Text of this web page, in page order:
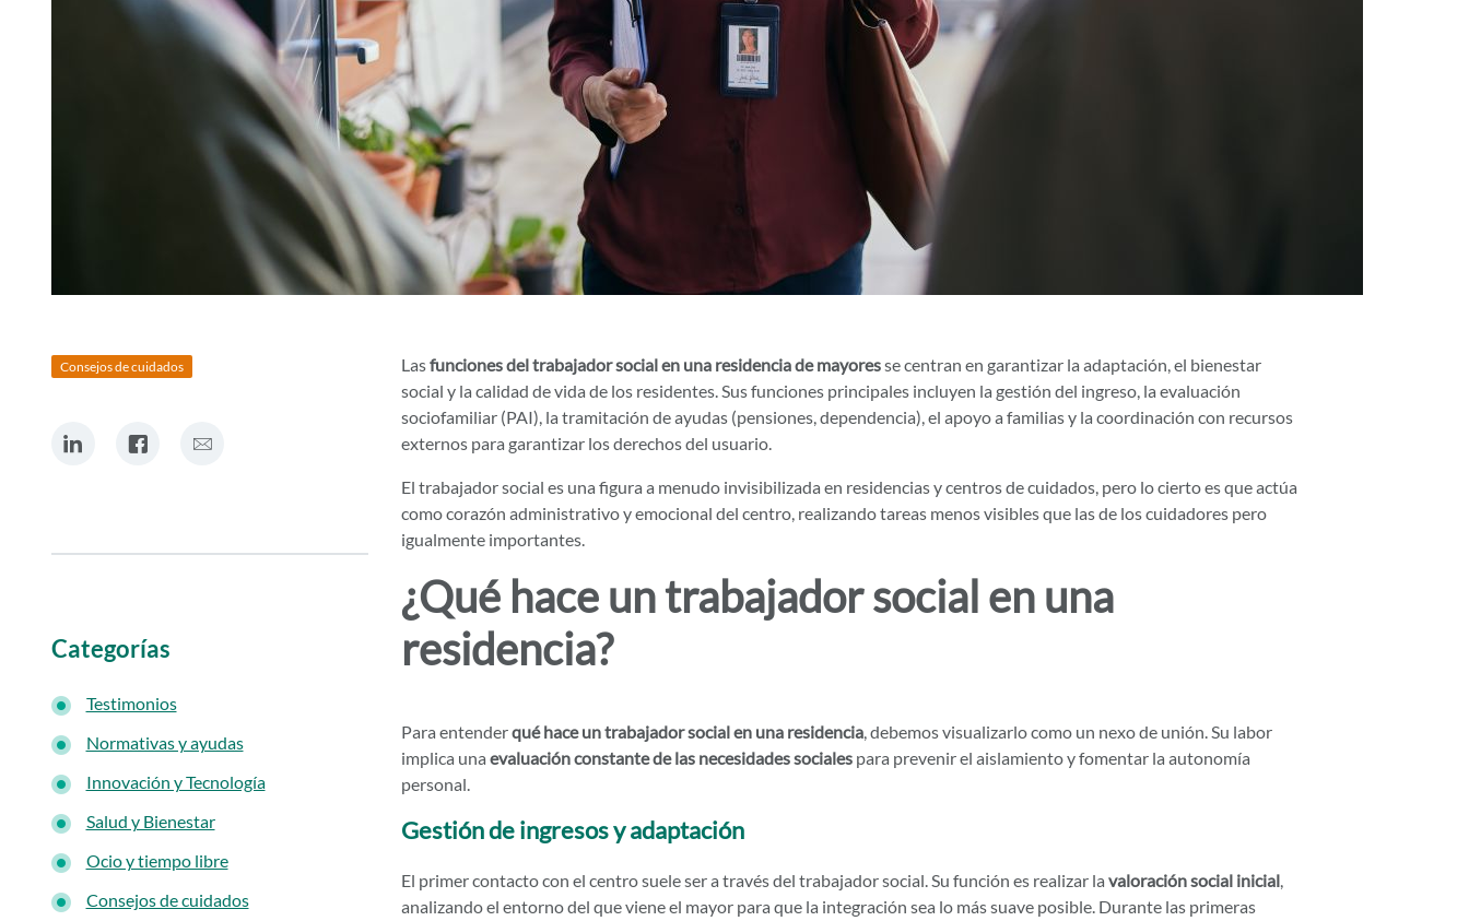
Consejos de cuidados
comparte en Linkedin
comparte en Facebook
comparte por Correo electrónico
Categorías
Testimonios
Normativas y ayudas
Innovación y Tecnología
Salud y Bienestar
Ocio y tiempo libre
Consejos de cuidados
Lasfunciones del trabajador social en una residencia de mayoresse centran en garantizar la adaptación, el bienestar
social y la calidad de vida de los residentes. Sus funciones principales incluyen la gestión del ingreso, la evaluación
sociofamiliar (PAI), la tramitación de ayudas (pensiones, dependencia), el apoyo a familias y la coordinación con recursos
externos para garantizar los derechos del usuario.
El trabajador social es una figura a menudo invisibilizada en residencias y centros de cuidados, pero lo cierto es que actúa
como corazón administrativo y emocional del centro, realizando tareas menos visibles que las de los cuidadores pero
igualmente importantes.
¿Qué hace un trabajador social en una
residencia?
Para entenderqué hace un trabajador social en una residencia, debemos visualizarlo como un nexo de unión. Su labor
implica una evaluación constante de las necesidades sociales para prevenir el aislamiento y fomentar la autonomía
personal.
Gestión de ingresos y adaptación
El primer contacto con el centro suele ser a través del trabajador social. Su función es realizar la valoración social inicial,
analizando el entorno del que viene el mayor para que la integración sea lo más suave posible. Durante las primeras